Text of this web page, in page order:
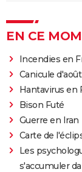
EN CE
Incendies en
Canicule d'août
Hantavirus en
Bison Futé
Guerre en Iran
Carte de
Les
s'accumuler